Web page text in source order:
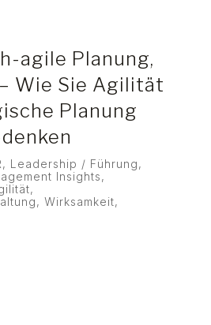
agile Planung,
Wie Sie Agilität
Planung
, Leadership / Führung,
Insights,
,
, Wirksamkeit,